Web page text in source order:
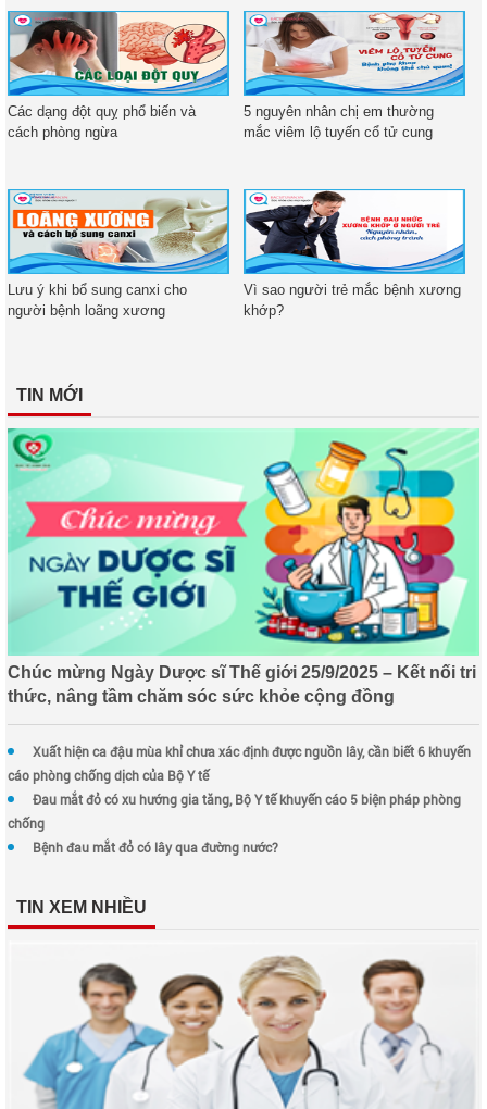
Các dạng đột quỵ phổ biến và
cách phòng ngừa
5 nguyên nhân chị em thường
mắc viêm lộ tuyến cổ tử cung
Lưu ý khi bổ sung canxi cho
người bệnh loãng xương
Vì sao người trẻ mắc bệnh xương
khớp?
TIN MỚI
Chúc mừng Ngày Dược sĩ Thế giới 25/9/2025 – Kết nối tri
thức, nâng tầm chăm sóc sức khỏe cộng đồng
Xuất hiện ca đậu mùa khỉ chưa xác định được nguồn lây, cần biết 6 khuyến
cáo phòng chống dịch của Bộ Y tế
Đau mắt đỏ có xu hướng gia tăng, Bộ Y tế khuyến cáo 5 biện pháp phòng
chống
Bệnh đau mắt đỏ có lây qua đường nước?
TIN XEM NHIỀU